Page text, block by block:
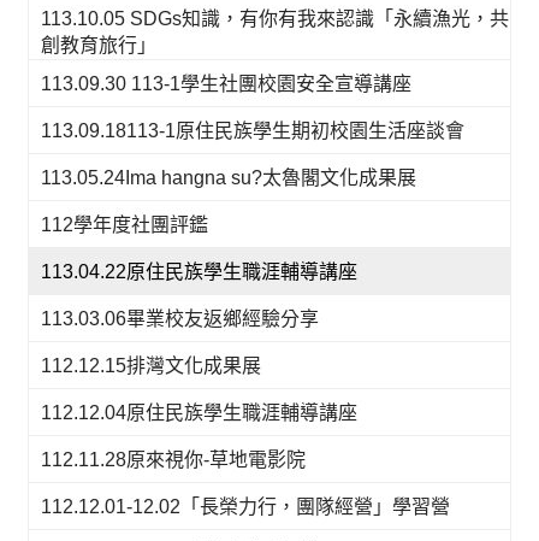
113.10.05 SDGs知識，有你有我來認識「永續漁光，共
創教育旅行」
113.09.30 113-1學生社團校園安全宣導講座
113.09.18113-1原住民族學生期初校園生活座談會
113.05.24Ima hangna su?太魯閣文化成果展
112學年度社團評鑑
113.04.22原住民族學生職涯輔導講座
113.03.06畢業校友返鄉經驗分享
112.12.15排灣文化成果展
112.12.04原住民族學生職涯輔導講座
112.11.28原來視你-草地電影院
112.12.01-12.02「長榮力行，團隊經營」學習營